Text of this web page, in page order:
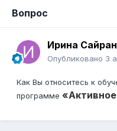
Вопрос
Ирина
Опубликовано 3
Как Вы относитесь к
программе